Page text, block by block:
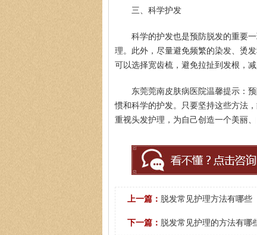
三、科学护发
科学的护发也是预防脱发的重要
理。此外，尽量避免频繁的染发、烫
可以选择宽齿梳，避免拉扯到发根，减
东莞莞南皮肤病医院温馨提示：
惯和科学的护发。只要坚持这些方法
重视头发护理，为自己创造一个美丽、
上一篇： 脱发常见护理方法有哪些
下一篇： 脱发常见护理的方法有哪